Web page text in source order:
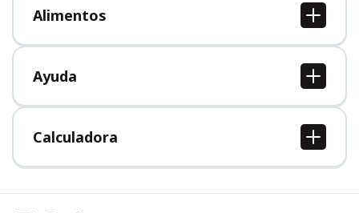
Alimentos
Todos los alimentos
Ayuda
Centro de ayuda
Calculadora
Calcular IMC
Calcular peso ideal